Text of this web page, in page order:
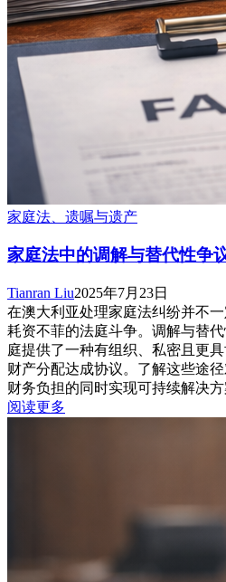
家庭法、遗嘱与遗产
家庭法中的调解与替代性争
Tianran Liu2025年7月23日
在澳大利亚处理家庭法纠纷并不
耗资不菲的法庭斗争。调解与替
庭提供了一种有组织、私密且更
财产分配达成协议。了解这些途
财务负担的同时实现可持续解决
阅读更多